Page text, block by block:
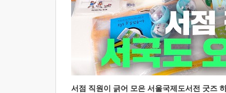
서점 직원이 긁어 모은 서울국제도서전 굿즈